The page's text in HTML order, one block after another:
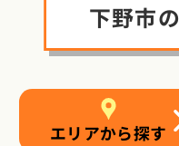
下野市の
エリアから探す